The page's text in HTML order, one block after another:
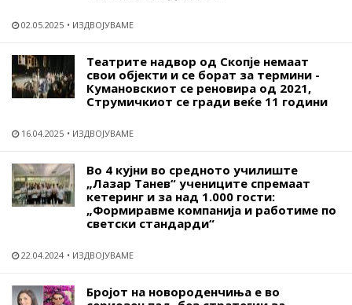
02.05.2025 ИЗДВОЈУВАМЕ
Театрите надвор од Скопје немаат
свои објекти и се борат за термини -
Кумановскиот се реновира од 2021,
Струмичкиот се гради веќе 11 години
16.04.2025 ИЗДВОЈУВАМЕ
Во 4 кујни во средното училиште
„Лазар Танев“ учениците спремаат
кетеринг и за над 1.000 гости:
„Формиравме компанија и работиме по
светски стандарди“
22.04.2024 ИЗДВОЈУВАМЕ
Бројот на новороденчиња е во